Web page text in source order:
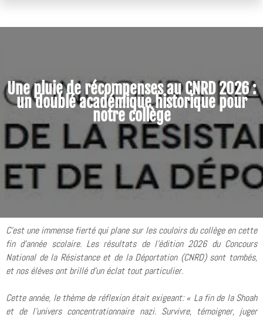
Une pluie de récompenses au CNRD 2026 :
un doublé académique historique pour
notre collège
C’est une immense fierté qui plane sur les couloirs du collège en cette
fin d'année scolaire. Les résultats de l’édition 2026 du Concours
National de la Résistance et de la Déportation (CNRD) sont tombés,
et nos élèves ont brillé d'un éclat tout particulier.
Cette année, le thème de réflexion était exigeant: « La fin de la Shoah
et de l'univers concentrationnaire nazi. Survivre, témoigner, juger